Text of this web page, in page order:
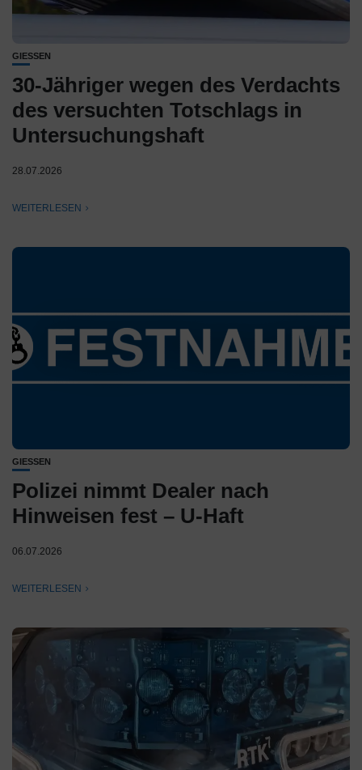
GIESSEN
30-Jähriger wegen des Verdachts
des versuchten Totschlags in
Untersuchungshaft
28.07.2026
WEITERLESEN
GIESSEN
Polizei nimmt Dealer nach
Hinweisen fest – U-Haft
06.07.2026
WEITERLESEN